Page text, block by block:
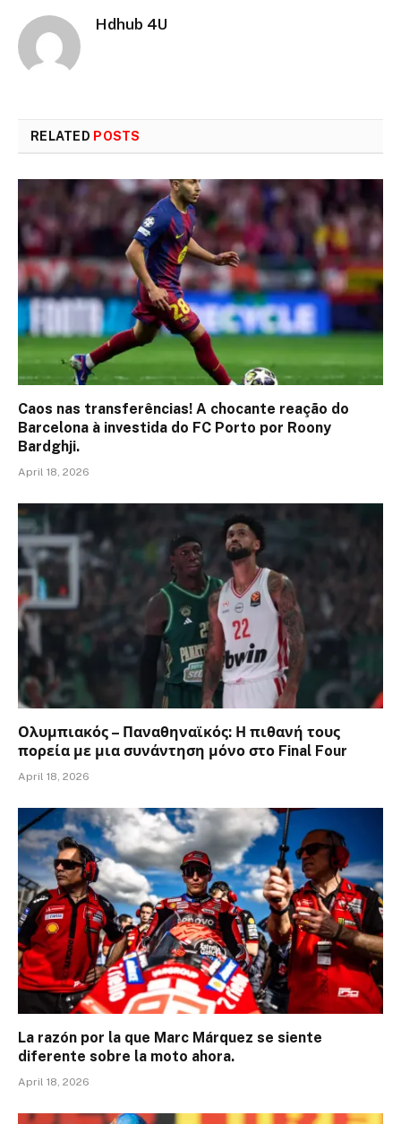
Hdhub 4U
RELATED POSTS
Caos nas transferências! A chocante reação do
Barcelona à investida do FC Porto por Roony
Bardghji.
April 18, 2026
Ολυμπιακός – Παναθηναϊκός: Η πιθανή τους
πορεία με μια συνάντηση μόνο στο Final Four
April 18, 2026
La razón por la que Marc Márquez se siente
diferente sobre la moto ahora.
April 18, 2026